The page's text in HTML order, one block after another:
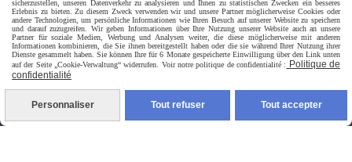
Livraison rapide
sicherzustellen, unseren Datenverkehr zu analysieren und Ihnen zu statistischen Zwecken ein besseres
Erlebnis zu bieten. Zu diesem Zweck verwenden wir und unsere Partner möglicherweise Cookies oder
andere Technologien, um persönliche Informationen wie Ihren Besuch auf unserer Website zu speichern
und darauf zuzugreifen. Wir geben Informationen über Ihre Nutzung unserer Website auch an unsere
Partner für soziale Medien, Werbung und Analysen weiter, die diese möglicherweise mit anderen
Informationen kombinieren, die Sie ihnen bereitgestellt haben oder die sie während Ihrer Nutzung ihrer
Dienste gesammelt haben. Sie können Ihre für 6 Monate gespeicherte Einwilligung über den Link unten
auf der Seite „Cookie-Verwaltung“ widerrufen. Voir notre politique de confidentialité :
Politique de
confidentialité
Personnaliser Tout refuser Tout accepter